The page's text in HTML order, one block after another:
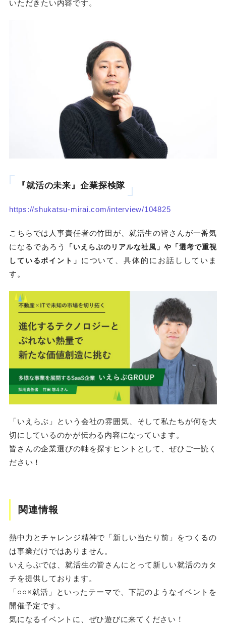
いただきたい内容です。
『就活の未来』企業探検隊
https://shukatsu-mirai.com/interview/104825
こちらでは人事責任者の竹田が、就活生の皆さんが一番気
になるであろう
「いえらぶのリアルな社風」や「選考で重視
しているポイント」 について、具体的にお話ししていま
す。
「いえらぶ」という会社の雰囲気、そして私たちが何を大
切にしているのかが伝わる内容になっています。
皆さんの企業選びの軸を探すヒントとして、ぜひご一読く
ださい！
関連情報
熱中力とチャレンジ精神で「新しい当たり前」をつくるの
は事業だけではありません。
いえらぶでは、就活生の皆さんにとって新しい就活のカタ
チを提供しております。
「○○×就活」といったテーマで、下記のようなイベントを
開催予定です。
気になるイベントに、ぜひ遊びに来てください！